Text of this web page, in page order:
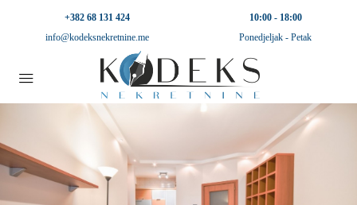
+382 68 131 424
info@kodeksnekretnine.me
10:00 - 18:00
Ponedjeljak - Petak